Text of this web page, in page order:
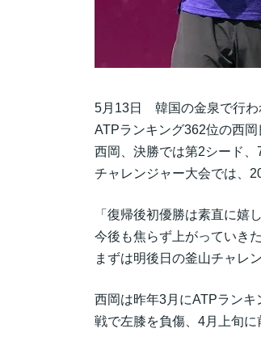
5月13日 韓国の金泉で行わ
ATPランキング362位の西
西岡、決勝では第2シード、
チャレンジャー大会では、
「復帰後初優勝は素直に嬉
今後も焦らず上がっていき
まずは明後日の釜山チャレ
西岡は昨年3月にATPラン
戦で左膝を負傷、4月上旬に